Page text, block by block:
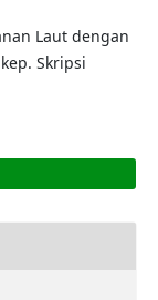
Laut dengan
Skripsi